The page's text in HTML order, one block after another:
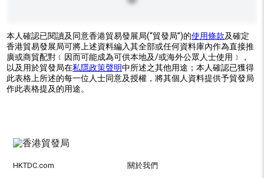
本人確認已閱讀及同意香港貿易發展局(“貿發局”)的使用條款及確定
香港貿易發展局可將上述資料編入其全部或任何資料庫內作為直接推
廣或商貿配對﹝因而可能成為可供本地及/或海外公眾人士使用﹞，
以及用於貿發局在私隱政策聲明中所述之其他用途；本人確認已獲得
此表格上所述的每一位人士同意及授權，將其個人資料提供予貿發局
作此表格提及的用途。
HKTDC.com 關於我們